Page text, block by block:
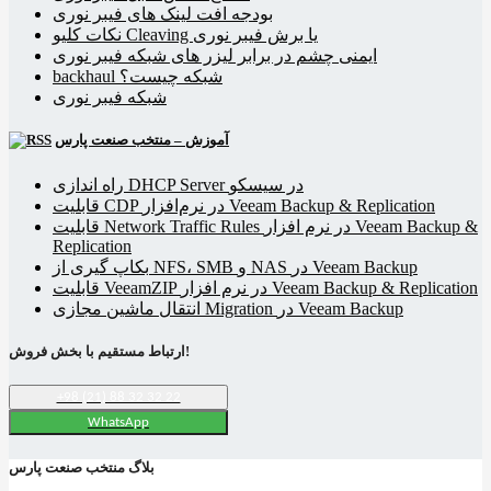
بودجه افت لینک های فیبر نوری
نکات کلیو Cleaving یا برش فیبر نوری
ایمنی چشم در برابر لیزر های شبکه فیبر نوری
backhaul شبکه چیست؟
شبکه فیبر نوری
آموزش – منتخب صنعت پارس
راه اندازی DHCP Server در سیسکو
قابلیت CDP در نرم‌افزار Veeam Backup & Replication
قابلیت Network Traffic Rules در نرم افزار Veeam Backup &
Replication
بکاپ گیری از NFS، SMB و NAS در Veeam Backup
قابلیت VeeamZIP در نرم افزار Veeam Backup & Replication
انتقال ماشین مجازی Migration در Veeam Backup
ارتباط مستقیم با بخش فروش!
WhatsApp
بلاگ منتخب صنعت پارس